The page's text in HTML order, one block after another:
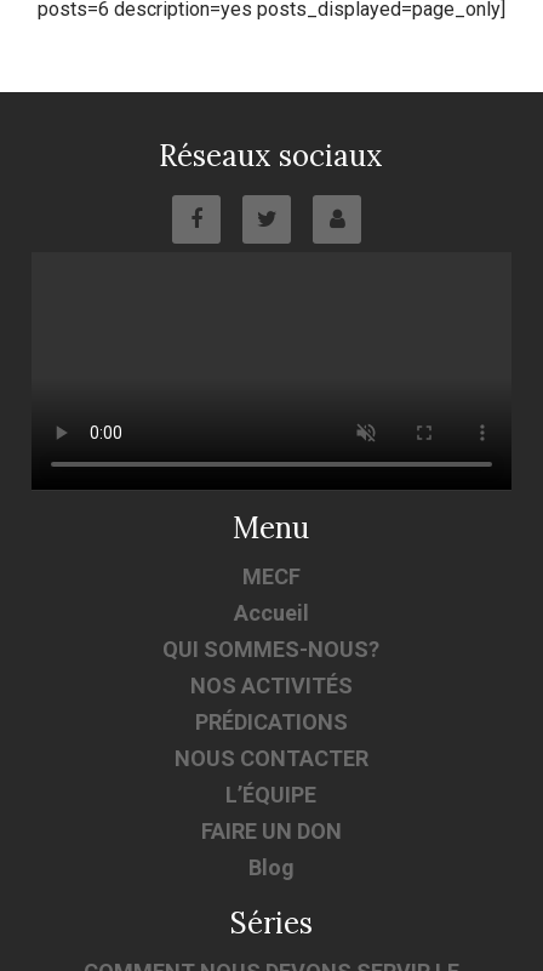
posts=6 description=yes posts_displayed=page_only]
Réseaux sociaux
Menu
MECF
Accueil
QUI SOMMES-NOUS?
NOS ACTIVITÉS
PRÉDICATIONS
NOUS CONTACTER
L’ÉQUIPE
FAIRE UN DON
Blog
Séries